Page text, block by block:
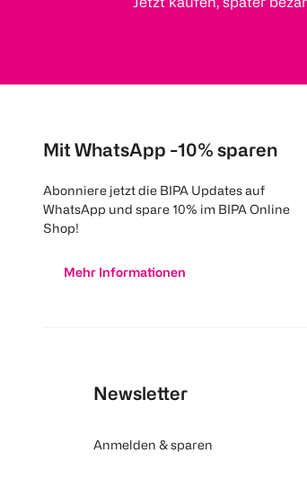
Mit WhatsApp -10% sparen
Abonniere jetzt die BIPA Updates auf
WhatsApp und spare 10% im BIPA Online
Shop!
Mehr Informationen
Newsletter
Anmelden & sparen